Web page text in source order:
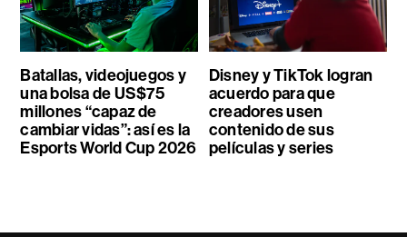
Batallas, videojuegos y
una bolsa de US$75
millones “capaz de
cambiar vidas”: así es la
Esports World Cup 2026
Disney y TikTok logran
acuerdo para que
creadores usen
contenido de sus
películas y series